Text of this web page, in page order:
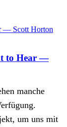
to Hear —
manche
um uns mit